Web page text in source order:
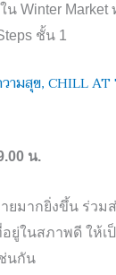
น Winter Market
ชั้น 1
น.
ยมากยิ่งขึ้น ร่วม
ยู่ในสภาพดี ให้เ
นกัน